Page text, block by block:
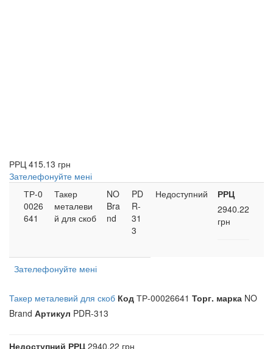
РРЦ 415.13 грн
Зателефонуйте мені
ТР-0
0026
641
Такер
металеви
й для скоб
NO
Bra
nd
PD
R-
31
3
Недоступний
РРЦ
2940.22
грн
Зателефонуйте мені
Такер металевий для скоб Код ТР-00026641 Торг. марка NO
Brand Артикул PDR-313
Недоступний РРЦ 2940.22 грн